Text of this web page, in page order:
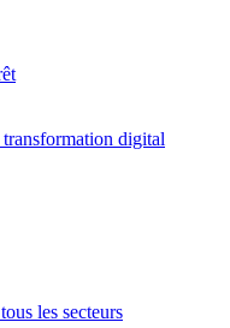
digital
les secteurs